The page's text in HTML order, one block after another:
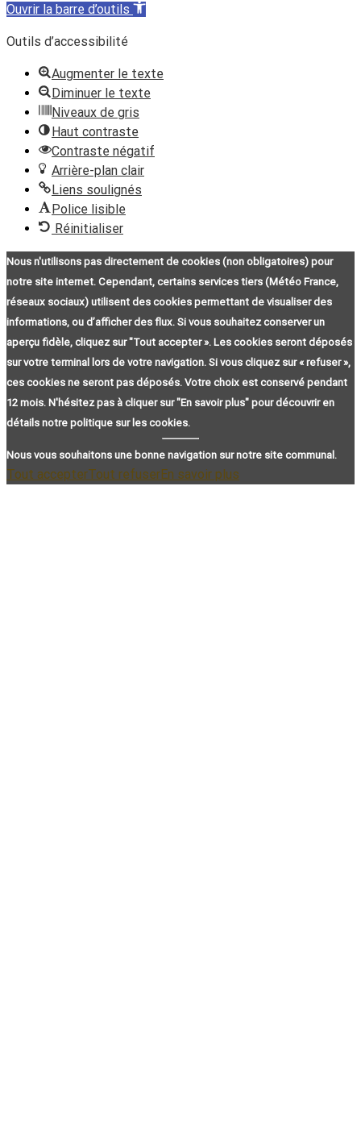
Ouvrir la barre d’outils
Outils d’accessibilité
Augmenter le texte
Diminuer le texte
Niveaux de gris
Haut contraste
Contraste négatif
Arrière-plan clair
Liens soulignés
Police lisible
Réinitialiser
Nous n'utilisons pas directement de cookies (non obligatoires) pour
notre site internet. Cependant, certains services tiers (Météo France,
réseaux sociaux) utilisent des cookies permettant de visualiser des
informations, ou d’afficher des flux. Si vous souhaitez conserver un
aperçu fidèle, cliquez sur "Tout accepter ». Les cookies seront déposés
sur votre terminal lors de votre navigation. Si vous cliquez sur « refuser »,
ces cookies ne seront pas déposés. Votre choix est conservé pendant
12 mois. N'hésitez pas à cliquer sur "En savoir plus" pour découvrir en
détails notre politique sur les cookies.
Nous vous souhaitons une bonne navigation sur notre site communal.
Tout accepterTout refuserEn savoir plus